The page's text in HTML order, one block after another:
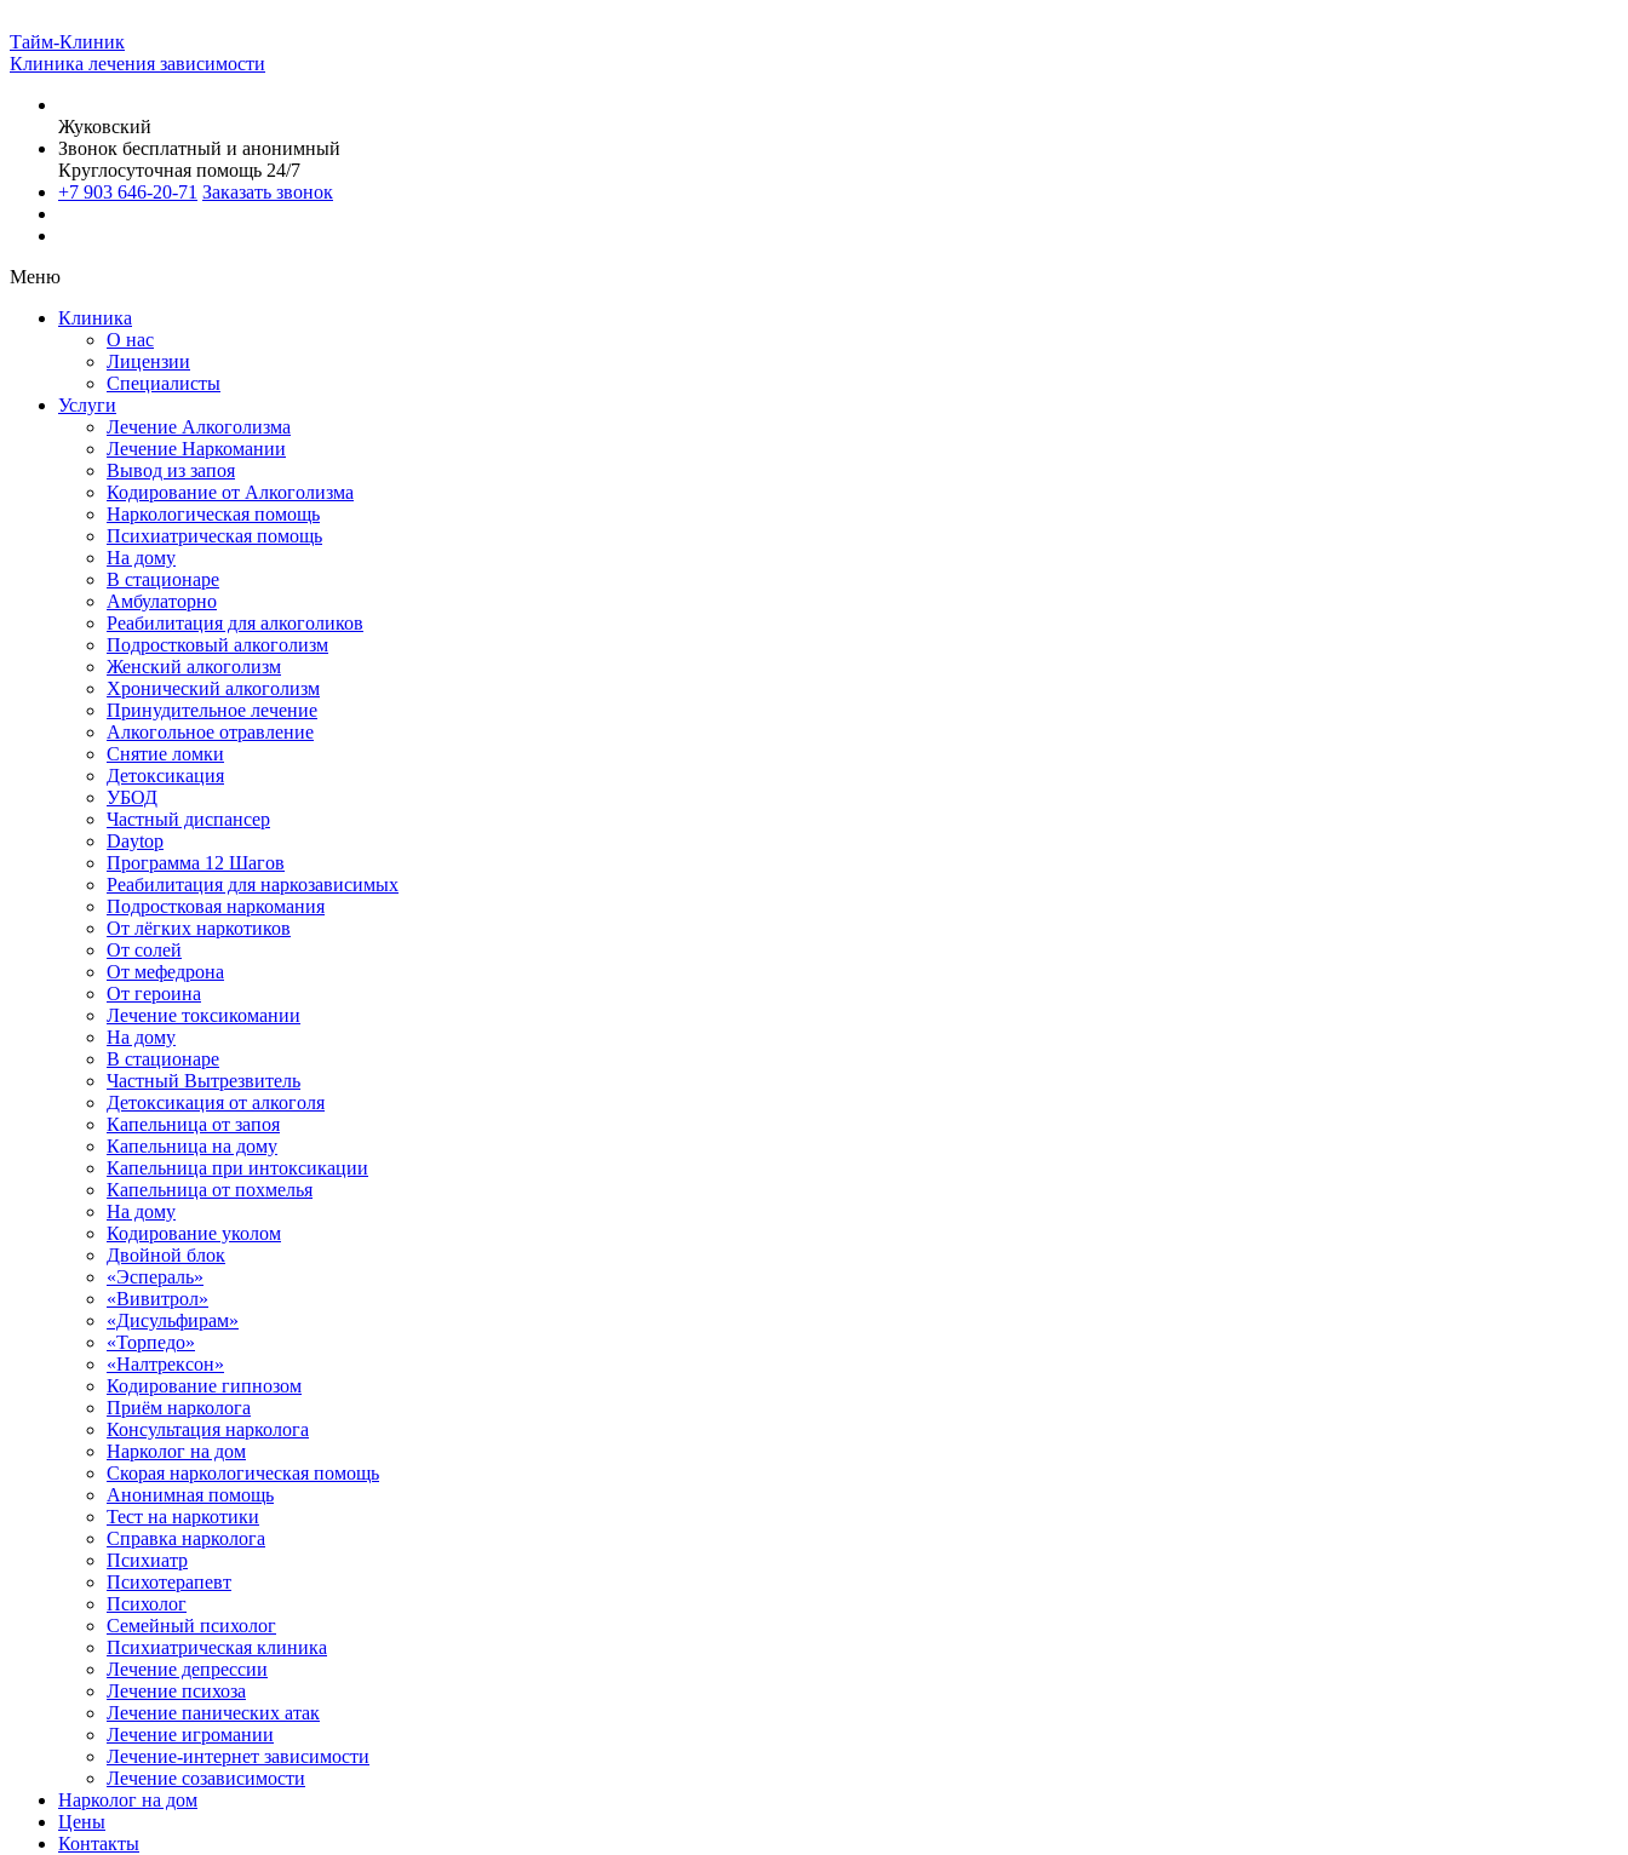
Тайм-Клиник
Клиника лечения зависимости
Жуковский
Звонок бесплатный и анонимный
Круглосуточная помощь 24/7
+7 903 646-20-71 Заказать звонок
Меню
Клиника
О нас
Лицензии
Специалисты
Услуги
Лечение Алкоголизма
Лечение Наркомании
Вывод из запоя
Кодирование от Алкоголизма
Наркологическая помощь
Психиатрическая помощь
На дому
В стационаре
Амбулаторно
Реабилитация для алкоголиков
Подростковый алкоголизм
Женский алкоголизм
Хронический алкоголизм
Принудительное лечение
Алкогольное отравление
Снятие ломки
Детоксикация
УБОД
Частный диспансер
Daytop
Программа 12 Шагов
Реабилитация для наркозависимых
Подростковая наркомания
От лёгких наркотиков
От солей
От мефедрона
От героина
Лечение токсикомании
На дому
В стационаре
Частный Вытрезвитель
Детоксикация от алкоголя
Капельница от запоя
Капельница на дому
Капельница при интоксикации
Капельница от похмелья
На дому
Кодирование уколом
Двойной блок
«Эспераль»
«Вивитрол»
«Дисульфирам»
«Торпедо»
«Налтрексон»
Кодирование гипнозом
Приём нарколога
Консультация нарколога
Нарколог на дом
Скорая наркологическая помощь
Анонимная помощь
Тест на наркотики
Справка нарколога
Психиатр
Психотерапевт
Психолог
Семейный психолог
Психиатрическая клиника
Лечение депрессии
Лечение психоза
Лечение панических атак
Лечение игромании
Лечение-интернет зависимости
Лечение созависимости
Нарколог на дом
Цены
Контакты